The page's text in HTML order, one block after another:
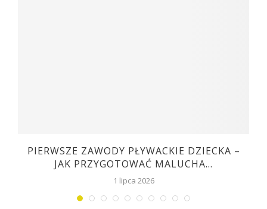
PIERWSZE ZAWODY PŁYWACKIE DZIECKA –
JAK PRZYGOTOWAĆ MALUCHA...
1 lipca 2026